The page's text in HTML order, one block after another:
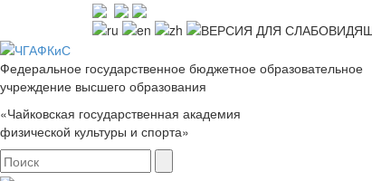
Федеральное государственное бюджетное образовательное
учреждение высшего образования
«Чайковская государственная академия
физической культуры и спорта»